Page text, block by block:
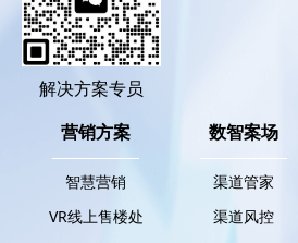
解决方案专员
营销方案
智慧营销
VR线上售楼处
数智案场
渠道管家
渠道风控